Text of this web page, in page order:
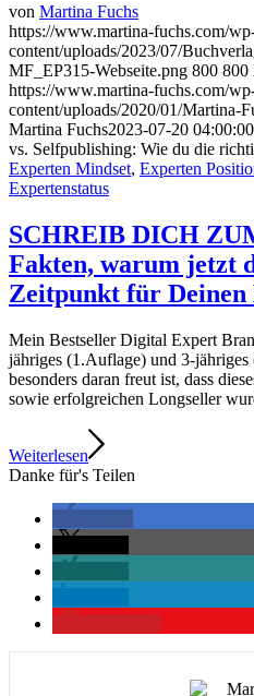
von Martina Fuchs
https://www.martina-fuchs.com/
content/uploads/2023/07/
MF_EP315-Webseite.png 800 800
https://www.martina-fuchs.com/
content/uploads/2020/01/Martina-
Martina Fuchs2023-07-20 04:00:00
vs. Selfpublishing: Wie du die
Experten Mindset, Experten
Expertenstatus
SCHREIB DICH
Fakten, warum jetzt
Zeitpunkt für Deinen
Mein Bestseller Digital Expert
jähriges (1.Auflage) und 3-
besonders daran freut ist, dass
sowie erfolgreichen Longseller
Weiterlesen
Danke für's Teilen